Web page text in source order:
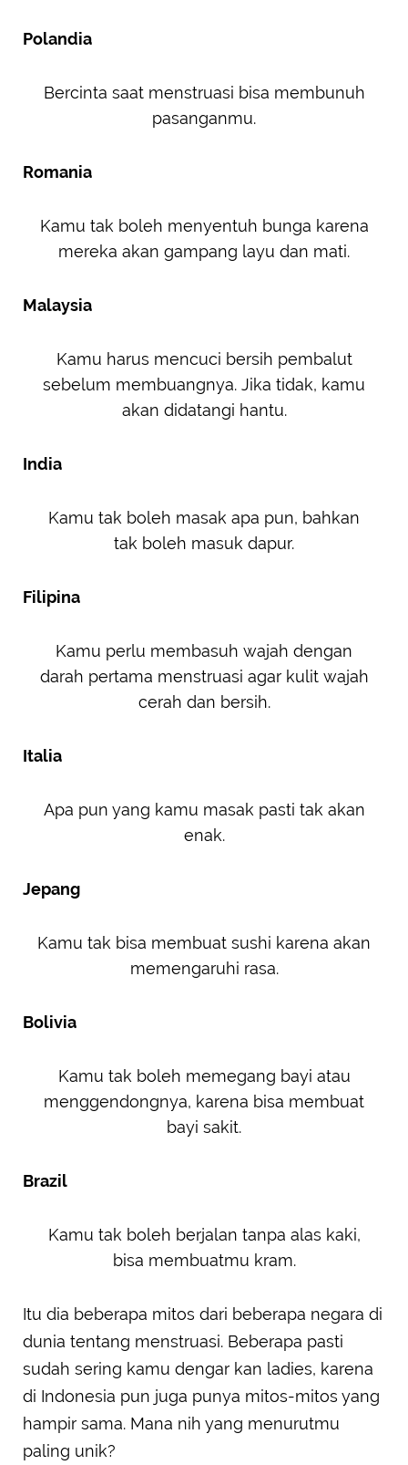
Polandia
Bercinta saat menstruasi bisa membunuh
pasanganmu.
Romania
Kamu tak boleh menyentuh bunga karena
mereka akan gampang layu dan mati.
Malaysia
Kamu harus mencuci bersih pembalut
sebelum membuangnya. Jika tidak, kamu
akan didatangi hantu.
India
Kamu tak boleh masak apa pun, bahkan
tak boleh masuk dapur.
Filipina
Kamu perlu membasuh wajah dengan
darah pertama menstruasi agar kulit wajah
cerah dan bersih.
Italia
Apa pun yang kamu masak pasti tak akan
enak.
Jepang
Kamu tak bisa membuat sushi karena akan
memengaruhi rasa.
Bolivia
Kamu tak boleh memegang bayi atau
menggendongnya, karena bisa membuat
bayi sakit.
Brazil
Kamu tak boleh berjalan tanpa alas kaki,
bisa membuatmu kram.
Itu dia beberapa mitos dari beberapa negara di
dunia tentang menstruasi. Beberapa pasti
sudah sering kamu dengar kan ladies, karena
di Indonesia pun juga punya mitos-mitos yang
hampir sama. Mana nih yang menurutmu
paling unik?